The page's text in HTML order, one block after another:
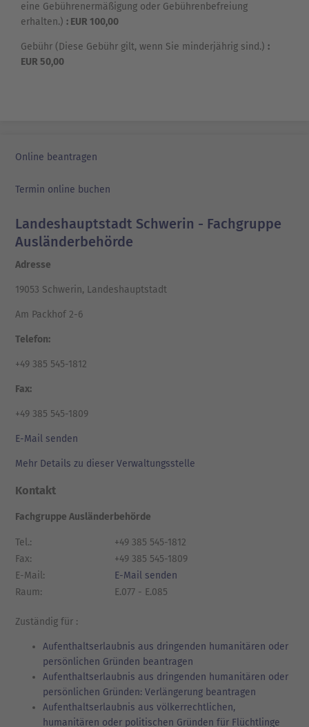
eine Gebührenermäßigung oder Gebührenbefreiung
erhalten.) : EUR 100,00
Gebühr (Diese Gebühr gilt, wenn Sie minderjährig sind.) :
EUR 50,00
Online beantragen
Termin online buchen
Landeshauptstadt Schwerin - Fachgruppe
Ausländerbehörde
Adresse
19053 Schwerin, Landeshauptstadt
Am Packhof 2-6
Telefon:
+49 385 545-1812
Fax:
+49 385 545-1809
E-Mail senden
Mehr Details zu dieser Verwaltungsstelle
Kontakt
Fachgruppe Ausländerbehörde
Tel.:
+49 385 545-1812
Fax:
+49 385 545-1809
E-Mail:
E-Mail senden
Raum:
E.077 - E.085
Zuständig für :
Aufenthaltserlaubnis aus dringenden humanitären oder
persönlichen Gründen beantragen
Aufenthaltserlaubnis aus dringenden humanitären oder
persönlichen Gründen: Verlängerung beantragen
Aufenthaltserlaubnis aus völkerrechtlichen,
humanitären oder politischen Gründen für Flüchtlinge